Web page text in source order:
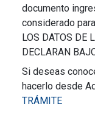
documento
considerado
LOS DATOS DE
DECLARAN
Si deseas
hacerlo desde
TRÁMITE